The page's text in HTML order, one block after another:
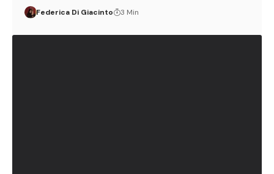
Federica Di Giacinto 3 Min